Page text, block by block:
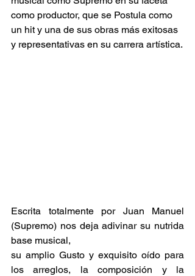
como productor, que se Postula como
un hit y una de sus obras más exitosas
y representativas en su carrera artística.
Escrita totalmente por Juan Manuel
(Supremo) nos deja adivinar su nutrida
base musical,
su amplio Gusto y exquisito oído para
los arreglos, la composición y la